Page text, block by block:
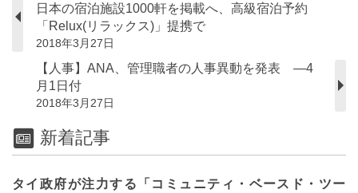
日本の宿泊施設1000軒を掲載へ、高級宿泊予約
「Relux(リラックス)」提携で
2018年3月27日
【人事】ANA、管理職者の人事異動を発表 ―4
月1日付
2018年3月27日
新着記事
タイ政府が注力する「コミュニティ・ベースド・ツー